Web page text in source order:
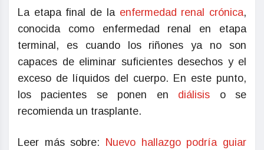
La etapa final de la enfermedad renal crónica,
conocida como enfermedad renal en etapa
terminal, es cuando los riñones ya no son
capaces de eliminar suficientes desechos y el
exceso de líquidos del cuerpo. En este punto,
los pacientes se ponen en diálisis o se
recomienda un trasplante.
Leer más sobre: Nuevo hallazgo podría guiar